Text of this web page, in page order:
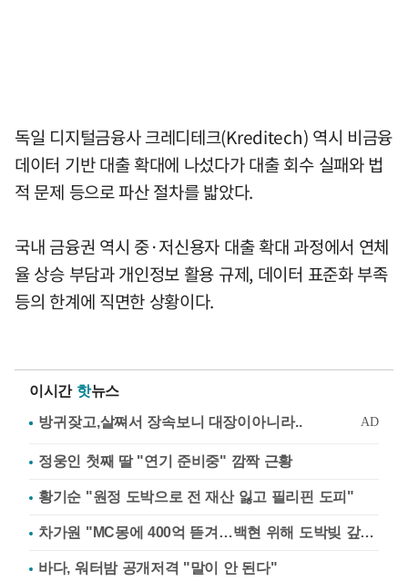
독일 디지털금융사 크레디테크(Kreditech) 역시 비금융
데이터 기반 대출 확대에 나섰다가 대출 회수 실패와 법
적 문제 등으로 파산 절차를 밟았다.
국내 금융권 역시 중·저신용자 대출 확대 과정에서 연체
율 상승 부담과 개인정보 활용 규제, 데이터 표준화 부족
등의 한계에 직면한 상황이다.
이시간 핫뉴스
정웅인 첫째 딸 "연기 준비중" 깜짝 근황
황기순 "원정 도박으로 전 재산 잃고 필리핀 도피"
차가원 "MC몽에 400억 뜯겨…백현 위해 도박빚 갚아줘"
바다, 워터밤 공개저격 "말이 안 된다"